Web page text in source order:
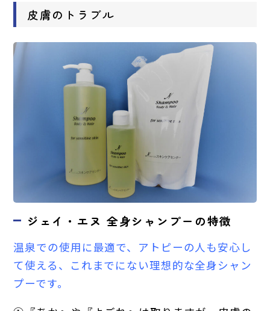
皮膚のトラブル
ジェイ・エヌ 全身シャンプーの特徴
温泉での使用に最適で、アトピーの人も安心し
て使える、これまでにない理想的な全身シャン
プーです。